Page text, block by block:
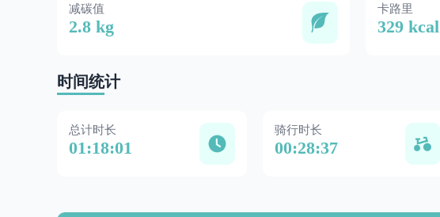
减碳值
2.8 kg
卡路里
329 kcal
时间统计
总计时长
01:18:01
骑行时长
00:28:37